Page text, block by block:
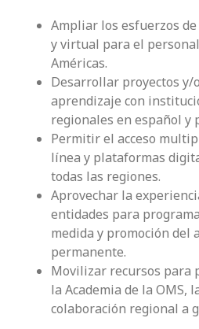
Ampliar los esfuerzos
y virtual para el
Américas.
Desarrollar proyectos y/
aprendizaje con
regionales en español y
Permitir el acceso
línea y plataformas
todas las regiones.
Aprovechar la
entidades para
medida y promoción del
permanente.
Movilizar recursos para
la Academia de la OMS,
colaboración regional a